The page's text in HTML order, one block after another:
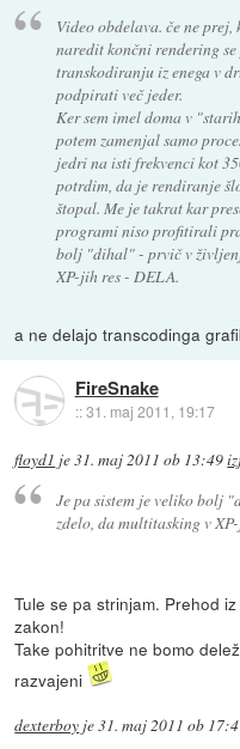
Video obdelava. če ne
naredit končni rendering
transkodiranju iz enega v
podpirati več jeder.
Ker sem imel doma v
potem zamenjal samo
jedri na isti frekvenci kot
potrdim, da je rendiranje
štopal. Me je takrat kar
programi niso profitirali
bolj "dihal" - prvič v
XP-jih res - DELA.
a ne delajo transcodinga
FireSnake
::31. maj 2011, 19:17
floyd1 je31. maj 2011 ob 13:49
Je pa sistem je veliko bolj
zdelo, da multitasking v
Tule se pa strinjam. Prehod
zakon!
Take pohitritve ne bomo
razvajeni
dexterboy je31. maj 2011 ob